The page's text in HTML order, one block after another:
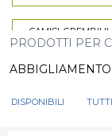
CAMICI.
PRODOTTI PER
DISPONIBILI